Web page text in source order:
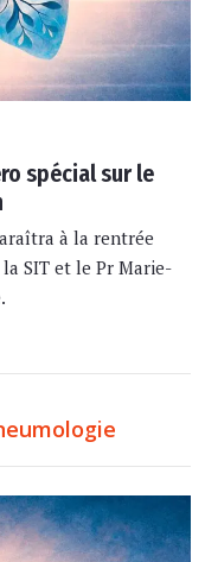
spécial sur le
à la rentrée
SIT et le Pr Marie-